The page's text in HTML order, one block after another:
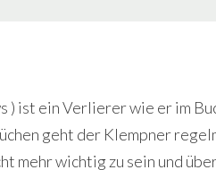
) ist ein Verlierer wie er im
geht der Klempner
mehr wichtig zu sein und